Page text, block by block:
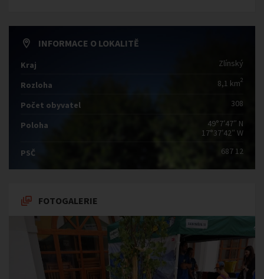
INFORMACE O LOKALITĚ
Kraj Zlínský
Rozloha 8,1 km2
Počet obyvatel 308
Poloha
49°7′47″ N
17°37′42″ W
PSČ
687 12
FOTOGALERIE